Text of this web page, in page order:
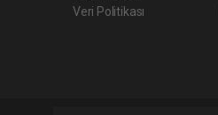
Veri Politikası